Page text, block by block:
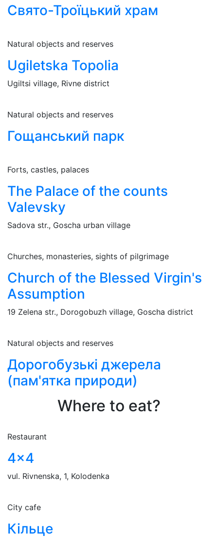
Свято-Троїцький храм
Natural objects and reserves
Ugiletska Topolia
Ugiltsi village, Rivne district
Natural objects and reserves
Гощанський парк
Forts, castles, palaces
The Palace of the counts
Valevsky
Sadova str., Goscha urban village
Churches, monasteries, sights of pilgrimage
Church of the Blessed Virgin's
Assumption
19 Zelena str., Dorogobuzh village, Goscha district
Natural objects and reserves
Дорогобузькі джерела
(пам'ятка природи)
Where to eat?
Restaurant
4x4
vul. Rivnenska, 1, Kolodenka
City cafe
Кільце